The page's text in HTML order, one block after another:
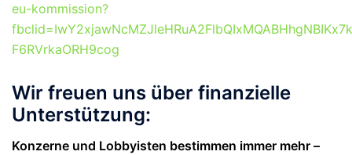
eu-kommission?
F6RVrkaORH9cog
Wir freuen uns über finanzielle
Unterstützung:
Konzerne und Lobbyisten bestimmen immer mehr –